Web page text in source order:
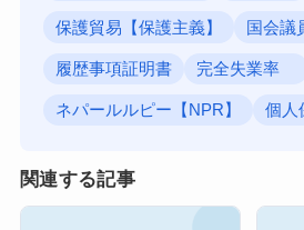
保護貿易【保護主義】 国会議
履歴事項証明書 完全失業率
ネパールルピー【NPR】 個
関連する記事